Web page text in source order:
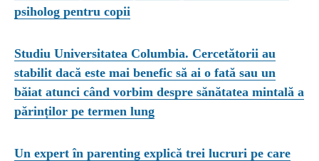
psiholog pentru copii
Studiu Universitatea Columbia. Cercetătorii au
stabilit dacă este mai benefic să ai o fată sau un
băiat atunci când vorbim despre sănătatea mintală a
părinților pe termen lung
Un expert în parenting explică trei lucruri pe care